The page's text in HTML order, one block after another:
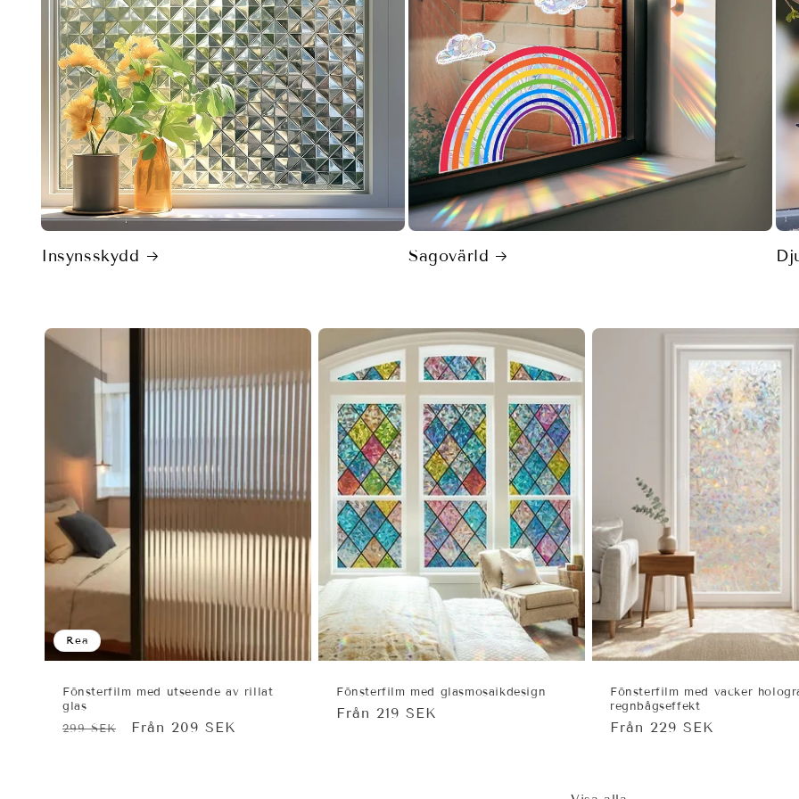
Insynsskydd Sagovärld
Rea
Fönsterfilm med utseende av rillat
glas
Ordinarie
299 SEK Försäljningspris
Från 209 SEK
Fönsterfilm med glasmosaikdesign
Ordinarie
Från 219 SEK
Fönsterfilm med vacker
regnbågseffekt
Ordinarie
Från 229 SEK